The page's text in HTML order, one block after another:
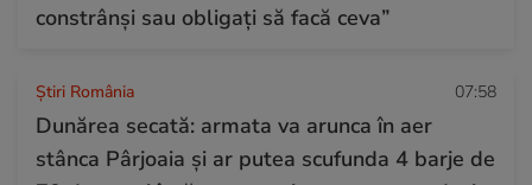
constrânși sau obligați să facă ceva”
Știri România 07:58
Dunărea secată: armata va arunca în aer
stânca Pârjoaia și ar putea scufunda 4 barje de